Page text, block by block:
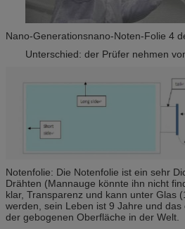
Nano-Generationsnano-Noten-Folie 4
Unterschied: der Prüfer nehmen
Notenfolie: Die Notenfolie ist ein sehr
Drähten (Mannauge könnte ihn nicht
klar, Transparenz und kann unter Glas
werden, sein Leben ist 9 Jahre und
der gebogenen Oberfläche in der Welt.